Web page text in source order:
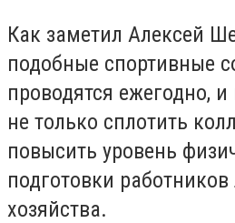
Как заметил Алексей
подобные спортивные
проводятся ежегодно,
не только сплотить
повысить уровень
подготовки работников
хозяйства.